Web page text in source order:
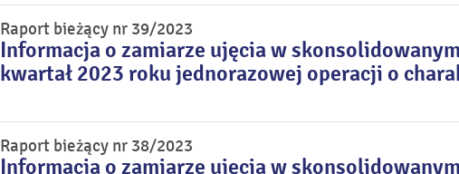
Raport bieżący nr 39/2023
Informacja o zamiarze ujęcia w
kwartał 2023 roku jednorazowej operacji o
Raport bieżący nr 38/2023
Informacja o zamiarze ujęcia w